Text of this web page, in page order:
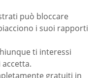
può bloccare
i suoi rapporti
ti interessi
gratuiti in